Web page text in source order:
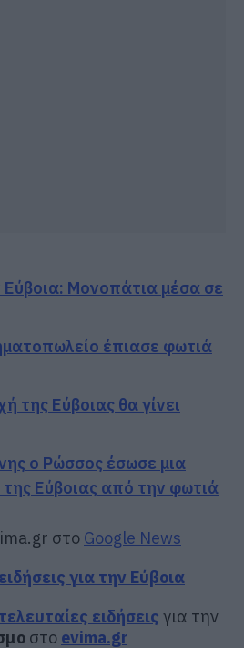
Μονοπάτια μέσα σε
έπιασε φωτιά
της Εύβοιας θα γίνει
ο Ρώσσος έσωσε μια
Εύβοιας από την φωτιά
στο Google News
ειδήσεις για την Εύβοια
τελευταίες ειδήσεις για την
στο evima.gr